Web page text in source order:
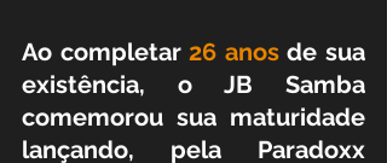
Ao completar 26 anos de sua
existência, o JB Samba
comemorou sua maturidade
lançando, pela Paradoxx